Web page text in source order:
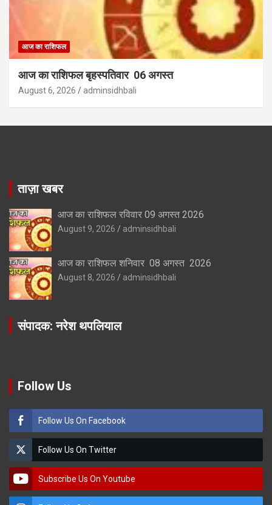
आज का राशिफल
आज का राशिफल बृहस्पतिवार 06 अगस्त
August 6, 2026 adminsidhbali
ताज़ा खबर
आज का राशिफल रविवार 09 अगस्त 2026
August 9, 2026 adminsidhbali
आज का राशिफल शनिवार 08 अगस्त 2026
August 8, 2026 adminsidhbali
संपादक: नरेश थपलियाल
Follow Us
Follow Us On Facebook
Follow Us On Twitter
Subscribe Us On Youtube